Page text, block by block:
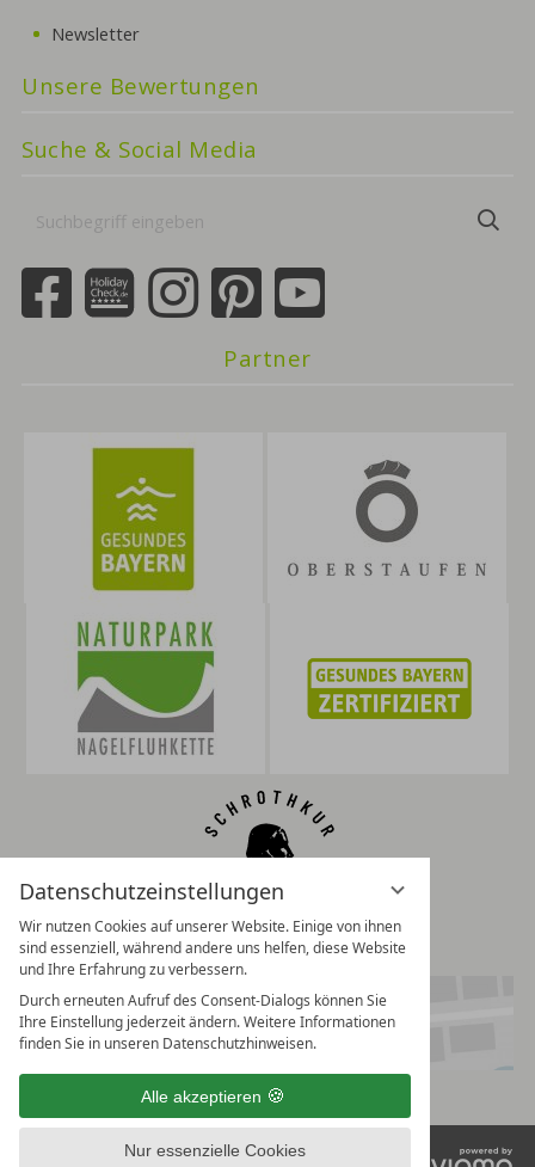
Datenschutzeinstellungen
Wir nutzen Cookies auf unserer Website. Einige von ihnen
sind essenziell, während andere uns helfen, diese Website
und Ihre Erfahrung zu verbessern.
Durch erneuten Aufruf des Consent-Dialogs können Sie
Ihre Einstellung jederzeit ändern. Weitere Informationen
finden Sie in unseren Datenschutzhinweisen.
Alle akzeptieren
Nur essenzielle Cookies
Newsletter
Unsere Bewertungen
Suche & Social Media
Partner
Datenschutz